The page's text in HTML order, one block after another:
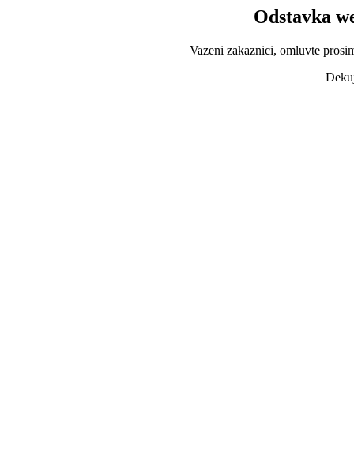
Odstavka
Vazeni zakaznici, omluvte